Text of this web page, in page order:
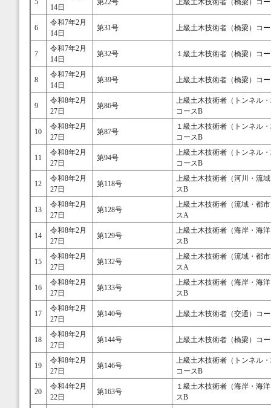
14日
6
令和7年2月
14日
第31号 上級土木技術者（橋梁）コ
7
令和7年2月
14日
第32号 １級土木技術者（橋梁）コ
8
令和7年2月
14日
第39号 上級土木技術者（橋梁）コ
9
令和8年2月
27日
第86号
上級土木技術者（トンネル
コースB
10
令和8年2月
27日
第87号
１級土木技術者（トンネル
コースB
11
令和8年2月
27日
第94号
上級土木技術者（トンネル
コースB
12
令和8年2月
27日
第118号
上級土木技術者（河川・流
スB
13
令和8年2月
27日
第128号
上級土木技術者（流域・都
スA
14
令和8年2月
27日
第129号
上級土木技術者（海岸・海
スB
15
令和8年2月
27日
第132号
上級土木技術者（流域・都
スA
16
令和8年2月
27日
第133号
上級土木技術者（海岸・海
スB
17
令和8年2月
27日
第140号 上級土木技術者（交通）コ
18
令和8年2月
27日
第144号 上級土木技術者（橋梁）コ
19
令和8年2月
27日
第146号
上級土木技術者（トンネル
コースB
20
令和4年2月
22日
第163号
１級土木技術者（海岸・海
スB